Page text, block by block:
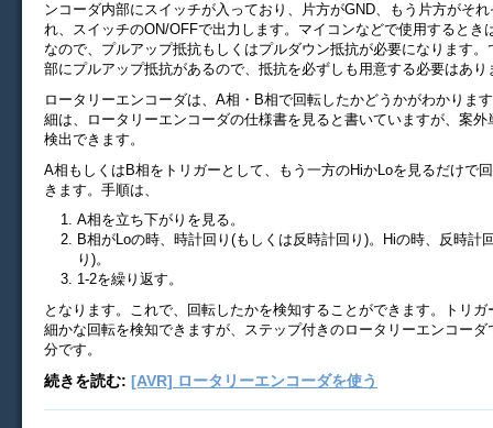
ンコーダ内部にスイッチが入っており、片方がGND、もう片方がそ
れ、スイッチのON/OFFで出力します。マイコンなどで使用するとき
なので、プルアップ抵抗もしくはプルダウン抵抗が必要になります。
部にプルアップ抵抗があるので、抵抗を必ずしも用意する必要はあり
ロータリーエンコーダは、A相・B相で回転したかどうかがわかりま
細は、ロータリーエンコーダの仕様書を見ると書いていますが、案外
検出できます。
A相もしくはB相をトリガーとして、もう一方のHiかLoを見るだけで
きます。手順は、
A相を立ち下がりを見る。
B相がLoの時、時計回り(もしくは反時計回り)。Hiの時、反時計
り)。
1-2を繰り返す。
となります。これで、回転したかを検知することができます。トリ
細かな回転を検知できますが、ステップ付きのロータリーエンコーダ
分です。
続きを読む: [AVR] ロータリーエンコーダを使う